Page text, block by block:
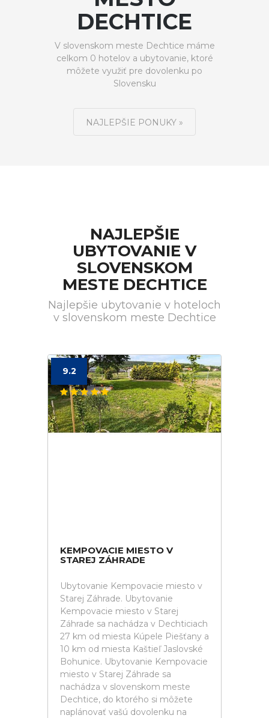
DECHTICE
V slovenskom meste Dechtice máme
celkom 0 hotelov a ubytovanie, ktoré
môžete využiť pre dovolenku po
Slovensku
NAJLEPŠIE PONUKY »
NAJLEPŠIE
UBYTOVANIE V
SLOVENSKOM
MESTE DECHTICE
Najlepšie ubytovanie v hoteloch
v slovenskom meste Dechtice
9.2
KEMPOVACIE MIESTO V
STAREJ ZÁHRADE
Ubytovanie Kempovacie miesto v
Starej Záhrade. Ubytovanie
Kempovacie miesto v Starej
Záhrade sa nachádza v Dechticiach
27 km od miesta Kúpele Piešťany a
10 km od miesta Kaštieľ Jaslovské
Bohunice. Ubytovanie Kempovacie
miesto v Starej Záhrade sa
nachádza v slovenskom meste
Dechtice, do ktorého si môžete
naplánovať vašú dovolenku na